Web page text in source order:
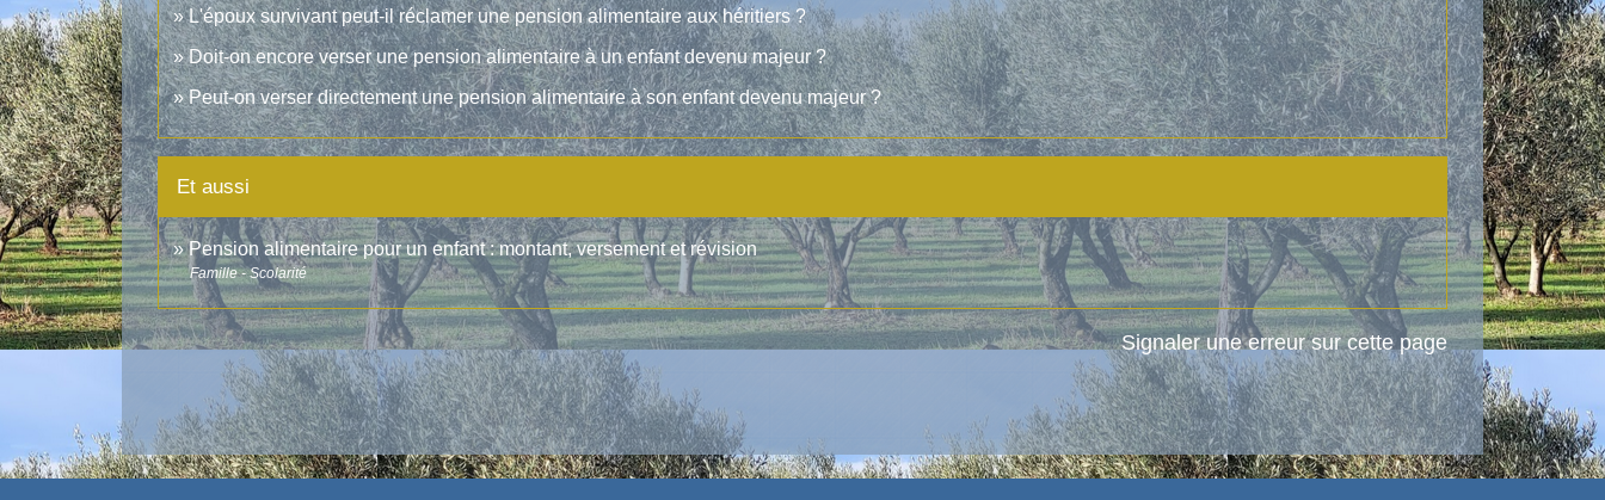
L'époux survivant peut-il réclamer une pension alimentaire aux héritiers ?
Doit-on encore verser une pension alimentaire à un enfant devenu majeur ?
Peut-on verser directement une pension alimentaire à son enfant devenu majeur ?
Et aussi
Pension alimentaire pour un enfant : montant, versement et révision
Famille - Scolarité
Signaler une erreur sur cette page